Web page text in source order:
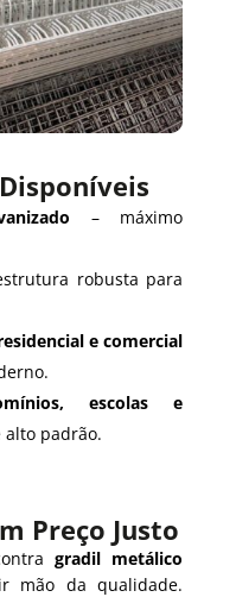
– máximo
robusta para
e comercial
escolas e
padrão.
Preço Justo
gradil metálico
mão da qualidade.